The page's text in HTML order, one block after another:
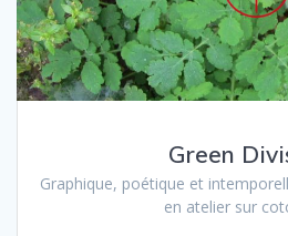
Green
Graphique, poétique et
en atelier sur